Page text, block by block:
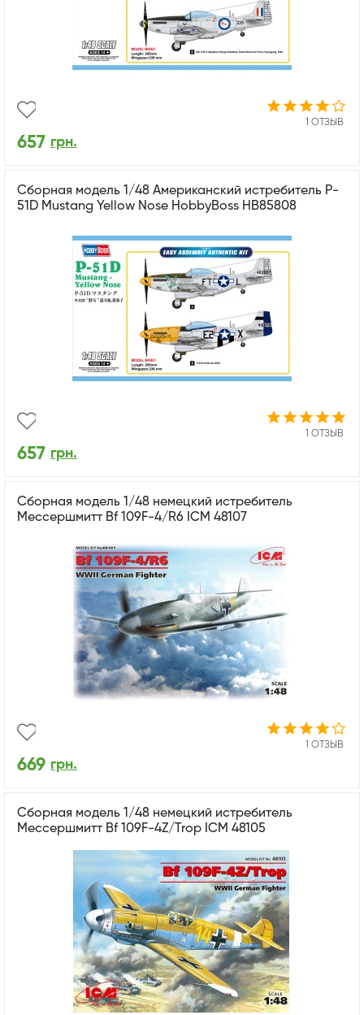
1 ОТЗЫВ
657 грн.
Сборная модель 1/48 Американский истребитель P-
51D Mustang Yellow Nose HobbyBoss HB85808
1 ОТЗЫВ
657 грн.
Сборная модель 1/48 немецкий истребитель
Мессершмитт Bf 109F-4/R6 ICM 48107
1 ОТЗЫВ
669 грн.
Сборная модель 1/48 немецкий истребитель
Мессершмитт Bf 109F-4Z/Trop ICM 48105